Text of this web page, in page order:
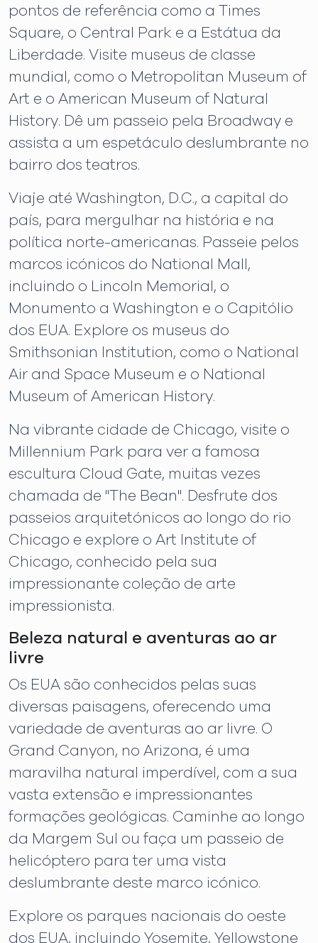
pontos de referência como a Times
Square, o Central Park e a Estátua da
Liberdade. Visite museus de classe
mundial, como o Metropolitan Museum of
Art e o American Museum of Natural
History. Dê um passeio pela Broadway e
assista a um espetáculo deslumbrante no
bairro dos teatros.
Viaje até Washington, D.C., a capital do
país, para mergulhar na história e na
política norte-americanas. Passeie pelos
marcos icónicos do National Mall,
incluindo o Lincoln Memorial, o
Monumento a Washington e o Capitólio
dos EUA. Explore os museus do
Smithsonian Institution, como o National
Air and Space Museum e o National
Museum of American History.
Na vibrante cidade de Chicago, visite o
Millennium Park para ver a famosa
escultura Cloud Gate, muitas vezes
chamada de "The Bean". Desfrute dos
passeios arquitetónicos ao longo do rio
Chicago e explore o Art Institute of
Chicago, conhecido pela sua
impressionante coleção de arte
impressionista.
Beleza natural e aventuras ao ar
livre
Os EUA são conhecidos pelas suas
diversas paisagens, oferecendo uma
variedade de aventuras ao ar livre. O
Grand Canyon, no Arizona, é uma
maravilha natural imperdível, com a sua
vasta extensão e impressionantes
formações geológicas. Caminhe ao longo
da Margem Sul ou faça um passeio de
helicóptero para ter uma vista
deslumbrante deste marco icónico.
Explore os parques nacionais do oeste
dos EUA, incluindo Yosemite, Yellowstone